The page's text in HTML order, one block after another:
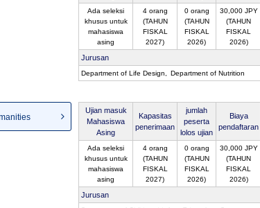
Ada seleksi
khusus untuk
mahasiswa
asing
4 orang
(TAHUN
FISKAL
2027)
0 orang
(TAHUN
FISKAL
2026)
30,000 JPY
(TAHUN
FISKAL
2026)
Jurusan
Department of Life Design Department of Nutrition
Ujian masuk
Mahasiswa
Asing
Kapasitas
penerimaan
jumlah
peserta
lolos ujian
Biaya
pendaftaran
Ada seleksi
khusus untuk
mahasiswa
asing
4 orang
(TAHUN
FISKAL
2027)
0 orang
(TAHUN
FISKAL
2026)
30,000 JPY
(TAHUN
FISKAL
2026)
Jurusan